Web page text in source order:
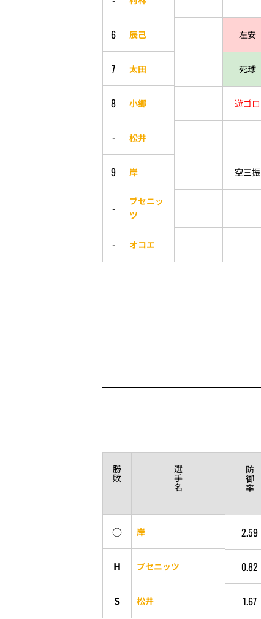
6 辰己 左安
7 太田 死球
8 小郷 遊ゴロ
- 松井
9 岸 空三振
-
ブセニッ
ツ
- オコエ
勝
敗
選
手
名
防
御
率
○ 岸 2.59
H ブセニッツ 0.82
S 松井 1.67